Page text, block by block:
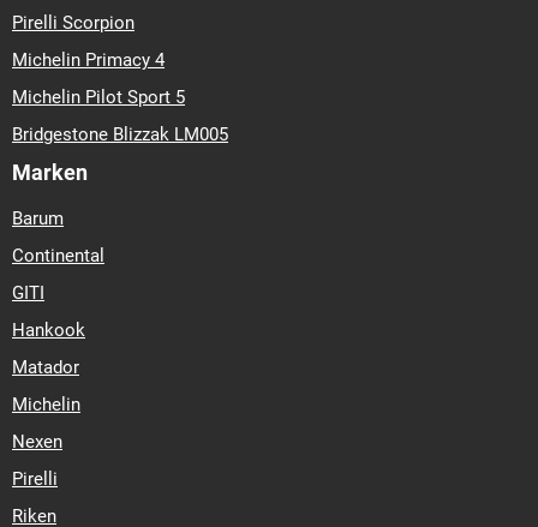
Pirelli Scorpion
Michelin Primacy 4
Michelin Pilot Sport 5
Bridgestone Blizzak LM005
Marken
Barum
Continental
GITI
Hankook
Matador
Michelin
Nexen
Pirelli
Riken